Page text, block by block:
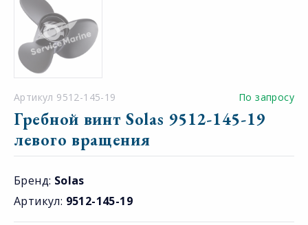
Артикул 9512-145-19 По запросу
Гребной винт Solas 9512-145-19
левого вращения
Бренд: Solas
Артикул: 9512-145-19